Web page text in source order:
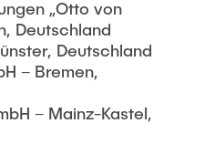
„Otto von
Deutschland
Deutschland
– Bremen,
– Mainz-Kastel,